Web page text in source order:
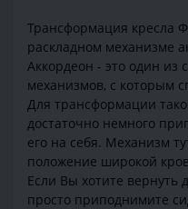
Трансформация кресла
раскладном механизме
Аккордеон - это один из
механизмов, с которым
Для трансформации
достаточно немного
его на себя. Механизм
положение широкой
Если Вы хотите вернуть
просто приподнимите